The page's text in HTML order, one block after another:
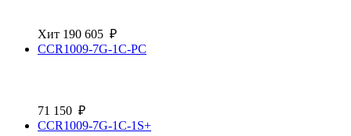
Хит 190 605 ₽
CCR1009-7G-1C-PC
71 150 ₽
CCR1009-7G-1C-1S+